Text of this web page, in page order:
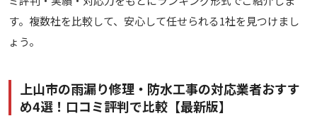
す。複数社を比較して、安心して任せられる1社を見つけまし
ょう。
上山市の雨漏り修理・防水工事の対応業者おすす
め4選！口コミ評判で比較【最新版】